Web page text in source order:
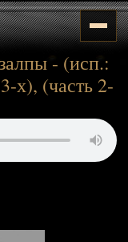
- (исп.:
х), (часть 2-